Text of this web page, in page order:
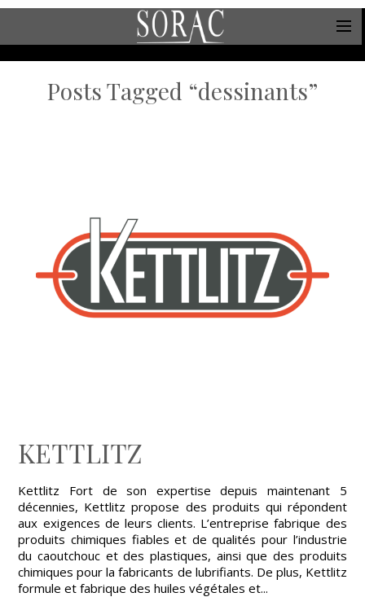
Posts Tagged “dessinants”
KETTLITZ
Kettlitz Fort de son expertise depuis maintenant 5
décennies, Kettlitz propose des produits qui répondent
aux exigences de leurs clients. L’entreprise fabrique des
produits chimiques fiables et de qualités pour l’industrie
du caoutchouc et des plastiques, ainsi que des produits
chimiques pour la fabricants de lubrifiants. De plus, Kettlitz
formule et fabrique des huiles végétales et...